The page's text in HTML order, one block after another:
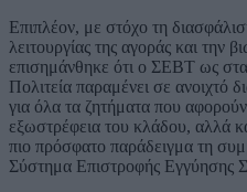
Επιπλέον, με στόχο τη
λειτουργίας της αγοράς και την
επισημάνθηκε ότι ο ΣΕΒΤ ως
Πολιτεία παραμένει σε ανοιχτό
για όλα τα ζητήματα που
εξωστρέφεια του κλάδου, αλλά
πιο πρόσφατο παράδειγμα τη
Σύστημα Επιστροφής